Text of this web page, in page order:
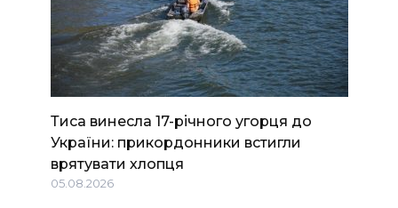
Тиса винесла 17-річного угорця до
України: прикордонники встигли
врятувати хлопця
05.08.2026